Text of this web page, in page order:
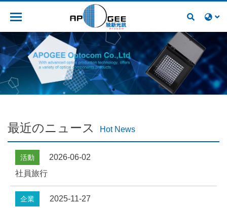
最近のニュース Hot News
2026-06-02
活動
社員旅行
2025-11-27
企業